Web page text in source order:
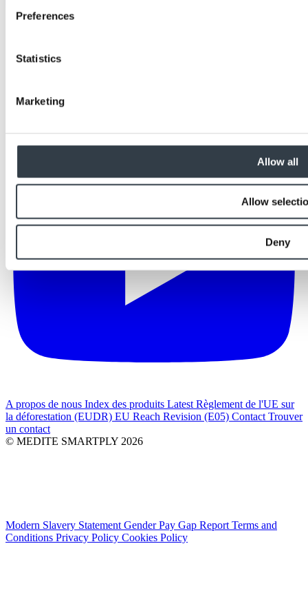
Preferences
Statistics
Marketing
Allow all
Allow
Deny
A propos de nous Index des produits Latest Règlement de l'UE sur
la déforestation (EUDR) EU Reach Revision (E05) Contact Trouver
un contact
© MEDITE SMARTPLY 2026
Modern Slavery Statement Gender Pay Gap Report Terms and
Conditions Privacy Policy Cookies Policy